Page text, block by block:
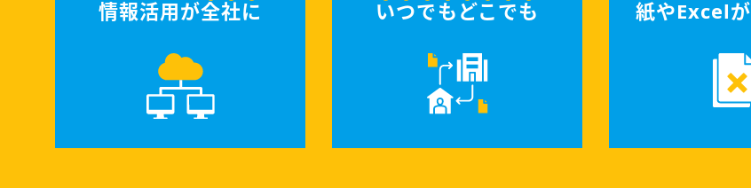
情報活用が全社に いつでもどこでも 紙やExcelが